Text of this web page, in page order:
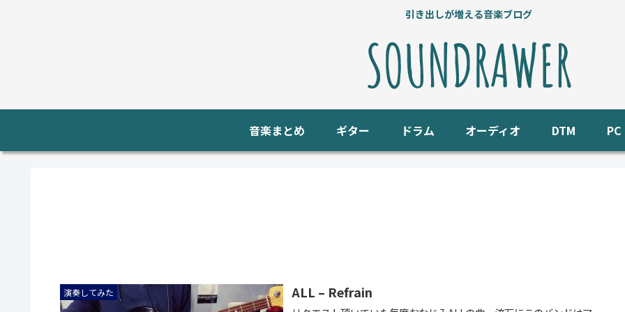
引き出しが増える音楽ブログ
音楽まとめ ギター ドラム オーディオ DTM
演奏してみた ALL – Refrain